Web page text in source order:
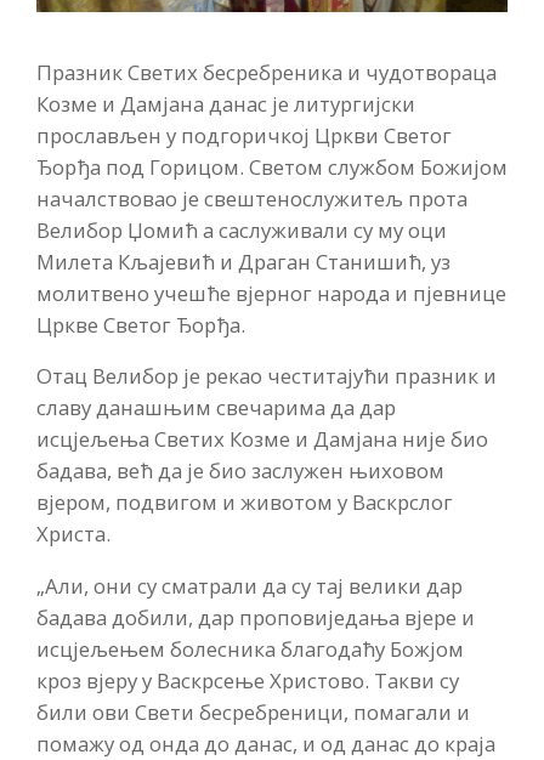
Празник Светих бесребреника и чудотвораца
Козме и Дамјана данас је литургијски
прослављен у подгоричкој Цркви Светог
Ђорђа под Горицом. Светом службом Божијом
началствовао је свештенослужитељ прота
Велибор Џомић а саслуживали су му оци
Милета Кљајевић и Драган Станишић, уз
молитвено учешће вјерног народа и пјевнице
Цркве Светог Ђорђа.
Отац Велибор је рекао честитајући празник и
славу данашњим свечарима да дар
исцјељења Светих Козме и Дамјана није био
бадава, већ да је био заслужен њиховом
вјером, подвигом и животом у Васкрслог
Христа.
„Али, они су сматрали да су тај велики дар
бадава добили, дар проповиједања вјере и
исцјељењем болесника благодаћу Божјом
кроз вјеру у Васкрсење Христово. Такви су
били ови Свети бесребреници, помагали и
помажу од онда до данас, и од данас до краја